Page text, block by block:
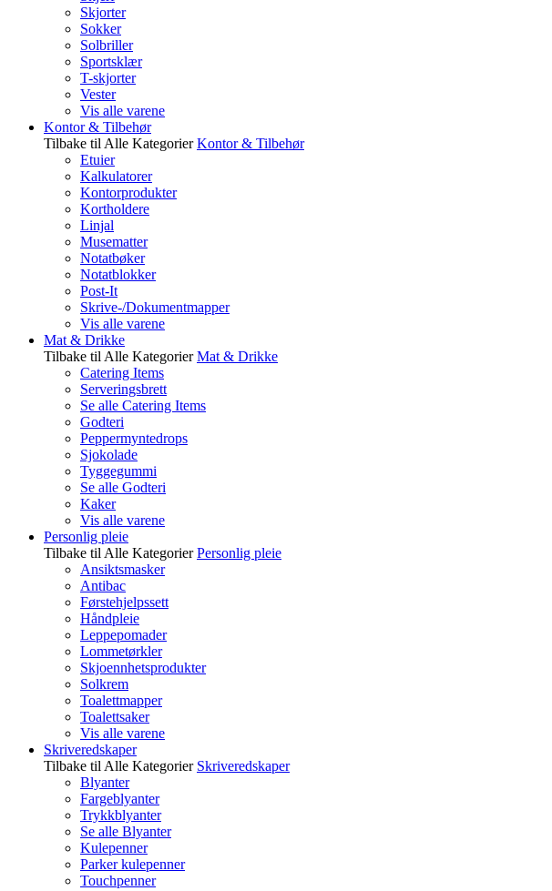
Skjorter
Sokker
Solbriller
Sportsklær
T-skjorter
Vester
Vis alle varene
Kontor & Tilbehør
Tilbake til Alle Kategorier Kontor & Tilbehør
Etuier
Kalkulatorer
Kontorprodukter
Kortholdere
Linjal
Musematter
Notatbøker
Notatblokker
Post-It
Skrive-/Dokumentmapper
Vis alle varene
Mat & Drikke
Tilbake til Alle Kategorier Mat & Drikke
Catering Items
Serveringsbrett
Se alle Catering Items
Godteri
Peppermyntedrops
Sjokolade
Tyggegummi
Se alle Godteri
Kaker
Vis alle varene
Personlig pleie
Tilbake til Alle Kategorier Personlig pleie
Ansiktsmasker
Antibac
Førstehjelpssett
Håndpleie
Leppepomader
Lommetørkler
Skjoennhetsprodukter
Solkrem
Toalettmapper
Toalettsaker
Vis alle varene
Skriveredskaper
Tilbake til Alle Kategorier Skriveredskaper
Blyanter
Fargeblyanter
Trykkblyanter
Se alle Blyanter
Kulepenner
Parker kulepenner
Touchpenner